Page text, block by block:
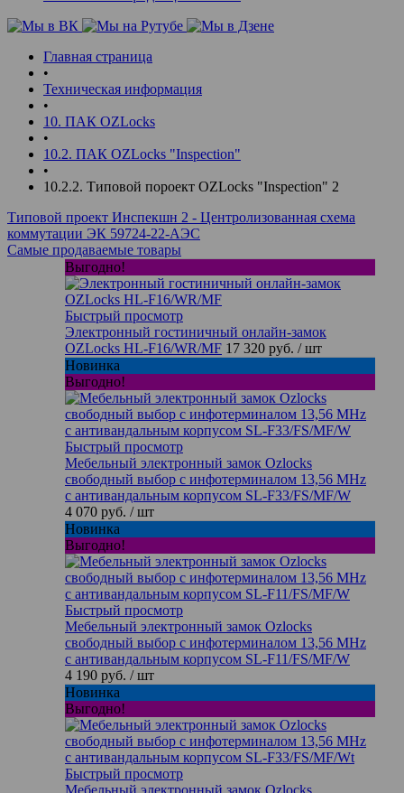
Главная страница
•
Техническая информация
•
10. ПАК OZLocks
•
10.2. ПАК OZLocks "Inspection"
•
10.2.2. Типовой пороект OZLocks "Inspection" 2
Типовой проект Инспекшн 2 - Центролизованная схема
коммутации ЭК 59724-22-АЭС
Самые продаваемые товары
Выгодно!
Быстрый просмотр
Электронный гостиничный онлайн-замок
OZLocks HL-F16/WR/MF 17 320 руб. / шт
Новинка
Выгодно!
Быстрый просмотр
Мебельный электронный замок Ozlocks
свободный выбор с инфотерминалом 13,56 MHz
с антивандальным корпусом SL-F33/FS/MF/W
4 070 руб. / шт
Новинка
Выгодно!
Быстрый просмотр
Мебельный электронный замок Ozlocks
свободный выбор с инфотерминалом 13,56 MHz
с антивандальным корпусом SL-F11/FS/MF/W
4 190 руб. / шт
Новинка
Выгодно!
Быстрый просмотр
Мебельный электронный замок Ozlocks